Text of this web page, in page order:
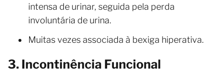
intensa de urinar, seguida pela perda
involuntária de urina.
Muitas vezes associada à bexiga hiperativa.
3. Incontinência Funcional